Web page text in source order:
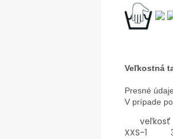
Veľkostná
Presné
V prípade
veľkosť
XXS-1